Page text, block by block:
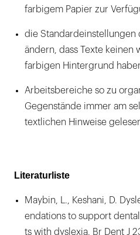
farbigem Papier zur
die Standardeinstellungen
ändern, dass Texte keinen
farbigen Hintergrund
Arbeitsbereiche so zu
Gegenstände immer am
textlichen Hinweise
Literaturliste
Maybin, L., Keshani, D.
endations to support
ts with dyslexia. Br Dent J